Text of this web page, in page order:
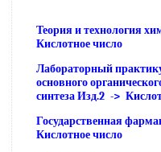
Теория и технология
Кислотное число
Лабораторный
основного
синтеза Изд.2 ->
Государственная
Кислотное число